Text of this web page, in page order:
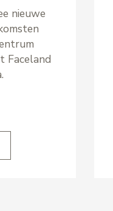
nieuwe
Faceland